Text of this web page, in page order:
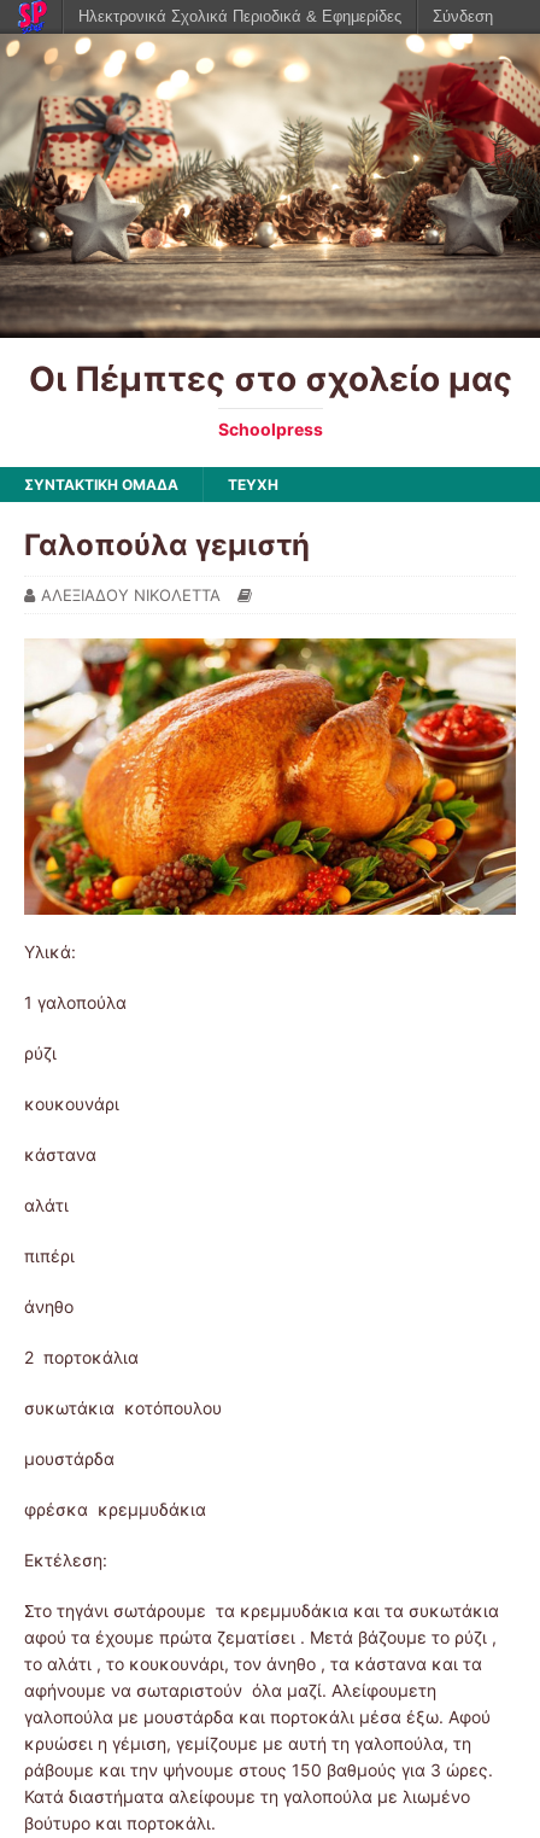
Οι Πέμπτες στο σχολείο μας
Schoolpress
ΣΥΝΤΑΚΤΙΚΗ ΟΜΑΔΑ ΤΕΥΧΗ
Γαλοπούλα γεμιστή
ΑΛΕΞΙΑΔΟΥ ΝΙΚΟΛΕΤΤΑ
Υλικά:
1 γαλοπούλα
ρύζι
κουκουνάρι
κάστανα
αλάτι
πιπέρι
άνηθο
2 πορτοκάλια
συκωτάκια κοτόπουλου
μουστάρδα
φρέσκα κρεμμυδάκια
Εκτέλεση:
Στο τηγάνι σωτάρουμε τα κρεμμυδάκια και τα συκωτάκια
αφού τα έχουμε πρώτα ζεματίσει . Μετά βάζουμε το ρύζι ,
το αλάτι , το κουκουνάρι, τον άνηθο , τα κάστανα και τα
αφήνουμε να σωταριστούν όλα μαζί. Αλείφουμετη
γαλοπούλα με μουστάρδα και πορτοκάλι μέσα έξω. Αφού
κρυώσει η γέμιση, γεμίζουμε με αυτή τη γαλοπούλα, τη
ράβουμε και την ψήνουμε στους 150 βαθμούς για 3 ώρες.
Κατά διαστήματα αλείφουμε τη γαλοπούλα με λιωμένο
βούτυρο και πορτοκάλι.
Ηλεκτρονικά Σχολικά Περιοδικά & Εφημερίδες Σύνδεση